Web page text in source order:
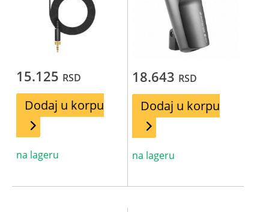
15.125 RSD
Dodaj u korpu
na lageru
18.643 RSD
Dodaj u korpu
na lageru